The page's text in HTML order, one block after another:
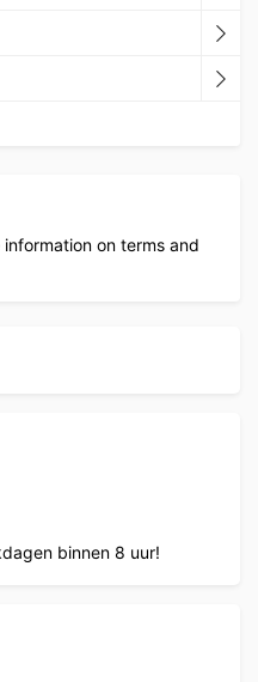
on terms and
binnen 8 uur!